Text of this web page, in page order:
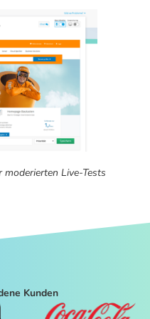
Live-Tests
Kunden